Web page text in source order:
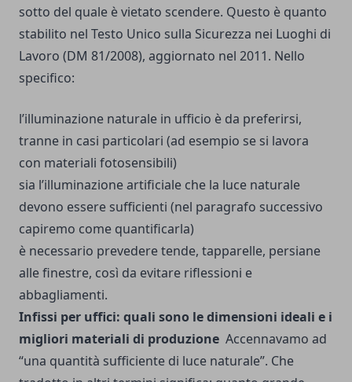
sotto del quale è vietato scendere. Questo è quanto
stabilito nel Testo Unico sulla Sicurezza nei Luoghi di
Lavoro (DM 81/2008), aggiornato nel 2011. Nello
specifico:
l’illuminazione naturale in ufficio è da preferirsi,
tranne in casi particolari (ad esempio se si lavora
con materiali fotosensibili)
sia l’illuminazione artificiale che la luce naturale
devono essere sufficienti (nel paragrafo successivo
capiremo come quantificarla)
è necessario prevedere tende, tapparelle, persiane
alle finestre, così da evitare riflessioni e
abbagliamenti.
Infissi per uffici: quali sono le dimensioni ideali e i
migliori materiali di produzione Accennavamo ad
“una quantità sufficiente di luce naturale”. Che